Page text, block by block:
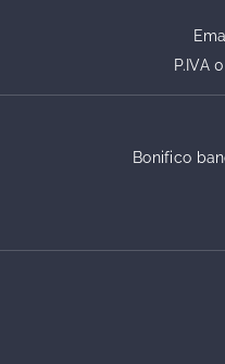
P.IVA
Bonifico